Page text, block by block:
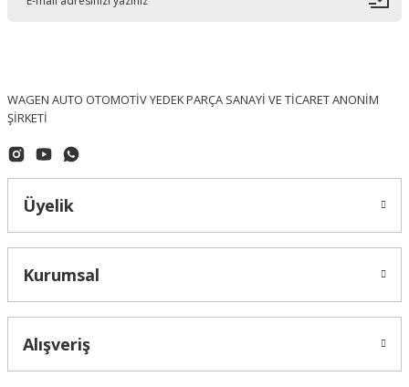
WAGEN AUTO OTOMOTİV YEDEK PARÇA SANAYİ VE TİCARET ANONİM
ŞİRKETİ
Üyelik
Kurumsal
Alışveriş